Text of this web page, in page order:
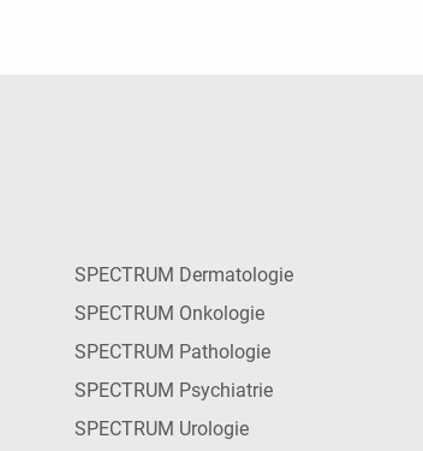
SPECTRUM Dermatologie
SPECTRUM Onkologie
SPECTRUM Pathologie
SPECTRUM Psychiatrie
SPECTRUM Urologie